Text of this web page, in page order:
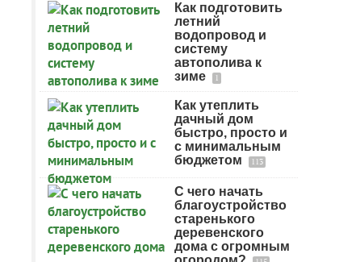
Как подготовить
летний
водопровод и
систему
автополива к
зиме
1
Как утеплить
дачный дом
быстро, просто и
с минимальным
бюджетом
113
С чего начать
благоустройство
старенького
деревенского
дома с огромным